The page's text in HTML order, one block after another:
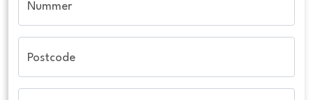
Nummer
Postcode